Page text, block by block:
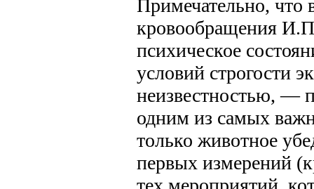
Примечательно, что
кровообращения
психическое
условий строгости
неизвестностью, —
одним из самых
только животное
первых измерений